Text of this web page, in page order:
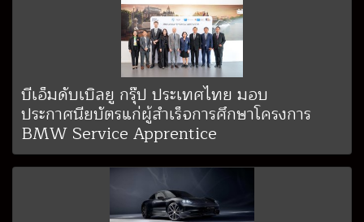
บีเอ็มดับเบิลยู กรุ๊ป ประเทศไทย มอบ
ประกาศนียบัตรแก่ผู้สำเร็จการศึกษาโครงการ
BMW Service Apprentice